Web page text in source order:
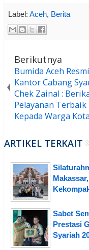
Label: Aceh, Berita
Berikutnya
Bumida Aceh
Kantor Cabang
Chek Zainal :
Pelayanan Terbaik
Kepada Warga Kota
ARTIKEL TERKAIT
Sabet
Prestasi
Syariah